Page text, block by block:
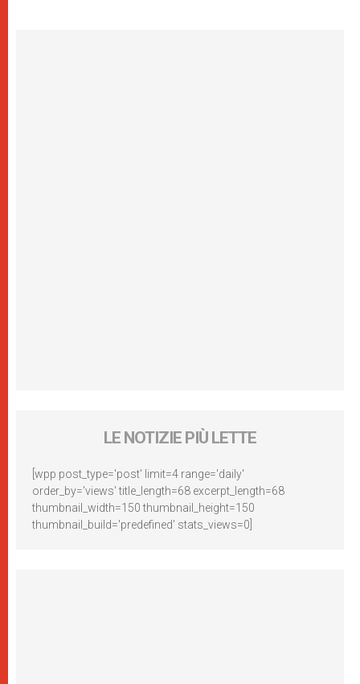
LE NOTIZIE PIÙ LETTE
[wpp post_type='post' limit=4 range='daily'
order_by='views' title_length=68 excerpt_length=68
thumbnail_width=150 thumbnail_height=150
thumbnail_build='predefined' stats_views=0]